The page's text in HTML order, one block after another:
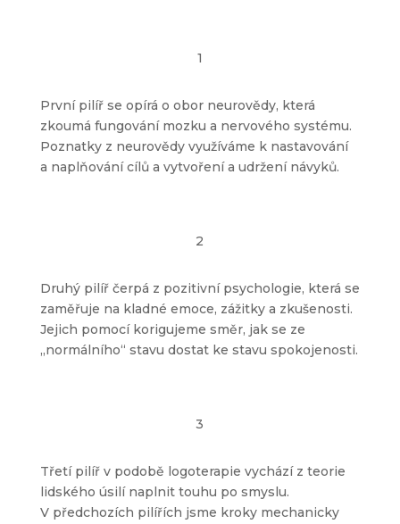
1
První pilíř se opírá o obor neurovědy, která
zkoumá fungování mozku a nervového systému.
Poznatky z neurovědy využíváme k nastavování
a naplňování cílů a vytvoření a udržení návyků.
2
Druhý pilíř čerpá z pozitivní psychologie, která se
zaměřuje na kladné emoce, zážitky a zkušenosti.
Jejich pomocí korigujeme směr, jak se ze
„normálního“ stavu dostat ke stavu spokojenosti.
3
Třetí pilíř v podobě logoterapie vychází z teorie
lidského úsilí naplnit touhu po smyslu.
V předchozích pilířích jsme kroky mechanicky